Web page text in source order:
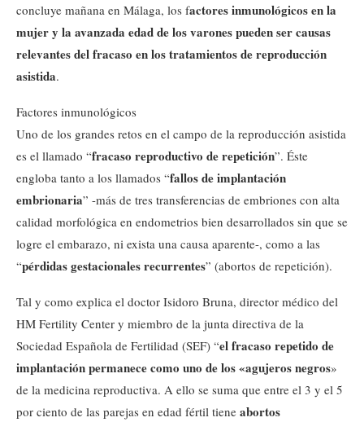
concluye mañana en Málaga, los factores inmunológicos en la
mujer y la avanzada edad de los varones pueden ser causas
relevantes del fracaso en los tratamientos de reproducción
asistida.
Factores inmunológicos
Uno de los grandes retos en el campo de la reproducción asistida
es el llamado “fracaso reproductivo de repetición”. Éste
engloba tanto a los llamados “fallos de implantación
embrionaria” -más de tres transferencias de embriones con alta
calidad morfológica en endometrios bien desarrollados sin que se
logre el embarazo, ni exista una causa aparente-, como a las
“pérdidas gestacionales recurrentes” (abortos de repetición).
Tal y como explica el doctor Isidoro Bruna, director médico del
HM Fertility Center y miembro de la junta directiva de la
Sociedad Española de Fertilidad (SEF) “el fracaso repetido de
implantación permanece como uno de los «agujeros negros»
de la medicina reproductiva. A ello se suma que entre el 3 y el 5
por ciento de las parejas en edad fértil tiene abortos